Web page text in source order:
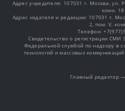
Адрес учредителя: 107031 г. Москва, ул.
комн. 18
Адрес издателя и редакции: 107031 г.
2, пом. V,
Телефон:
Свидетельство о регистрации
Федеральной службой по надзору в
технологий и массовых
Главный редактор